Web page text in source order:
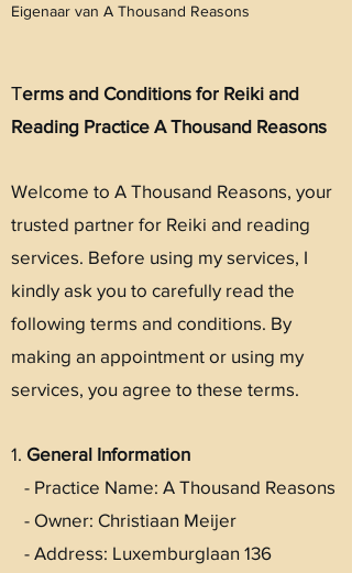
Eigenaar van A Thousand Reasons
Terms and Conditions for Reiki and
Reading Practice A Thousand Reasons
Welcome to A Thousand Reasons, your
trusted partner for Reiki and reading
services. Before using my services, I
kindly ask you to carefully read the
following terms and conditions. By
making an appointment or using my
services, you agree to these terms.
1. General Information
- Practice Name: A Thousand Reasons
- Owner: Christiaan Meijer
- Address: Luxemburglaan 136